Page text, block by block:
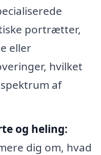
portrætter,
eller
hvilket
af
og heling:
dig om, hvad